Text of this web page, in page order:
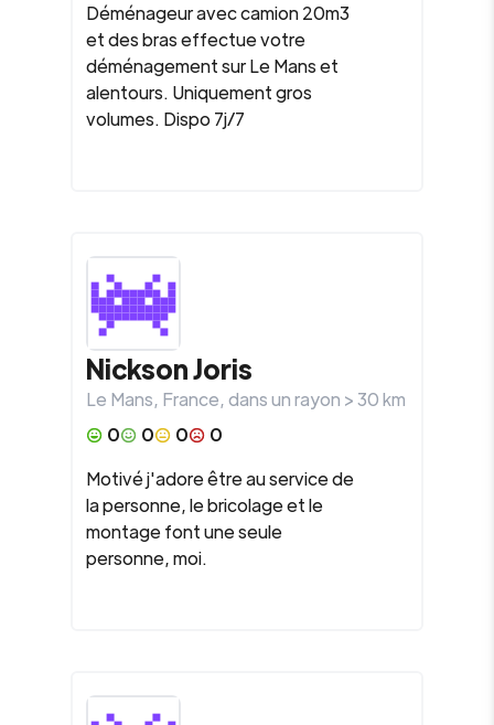
Déménageur avec camion 20m3
et des bras effectue votre
déménagement sur Le Mans et
alentours. Uniquement gros
volumes. Dispo 7j/7
Nickson Joris
Le Mans, France, dans un rayon >30km
0
0 0
0
Motivé j'adore être au service de
la personne, le bricolage et le
montage font une seule
personne, moi.